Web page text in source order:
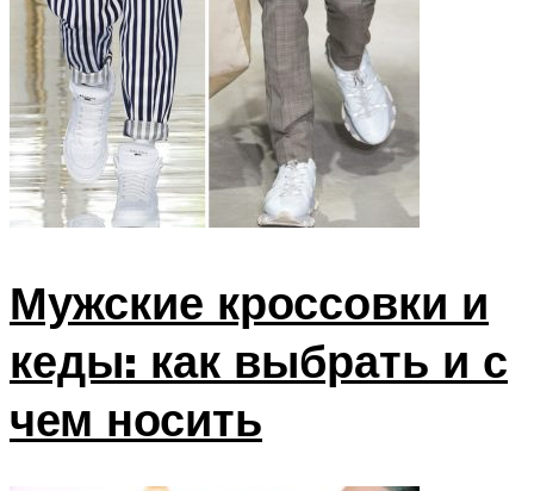
Мужские кроссовки и
кеды: как выбрать и с
чем носить